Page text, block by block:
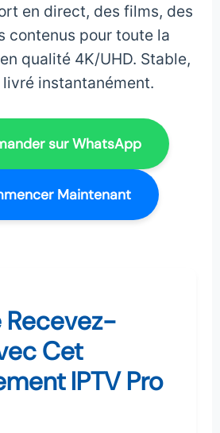
en direct, des films, des
contenus pour toute la
qualité 4K/UHD. Stable,
instantanément.
sur WhatsApp
Maintenant
Recevez-
Cet
IPTV Pro